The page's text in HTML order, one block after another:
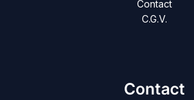
Contact
C.G.V.
Contact